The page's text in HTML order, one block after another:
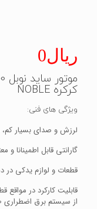
ریال0
کرکره NOBLE
ویژگی های فنی:
لرزش و صدای بسیار کم،
گارانتی قابل اطمینانا و
قطعات و لوازم یدکی
قابلیت کارکرد در مواقع
از سیستم برق اضطراری 220 ولت).